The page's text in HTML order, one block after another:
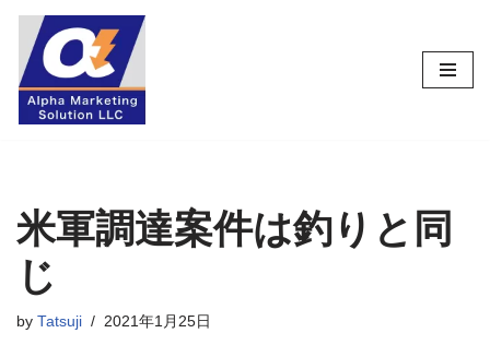
コ
ン
テ
ス
キ
ッ
プ
米軍調達案件は釣りと同
じ
by Tatsuji 2021年1月25日